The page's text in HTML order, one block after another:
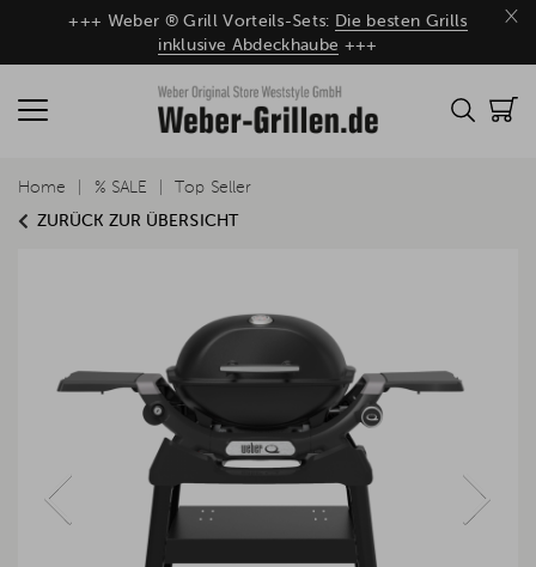
×
+++ Weber ® Grill Vorteils-Sets: Die besten Grills
inklusive Abdeckhaube +++
ZURÜCK ZUR ÜBERSICHT
Home % SALE Top Seller